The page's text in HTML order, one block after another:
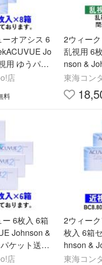
オアシス 6
Jo
用 ゆうパケ
店
料
2ウィー
乱視用 6
nson &
無料
東海コン
6枚入 6箱
Johnson &
ケット送料
店
2ウィー
枚入 6箱
hnson &
ット送料
東海コン